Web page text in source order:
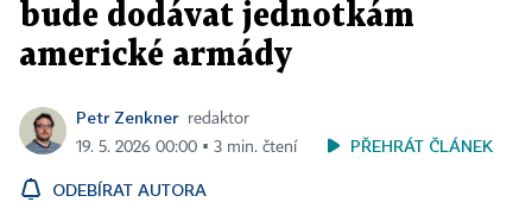
bude dodávat jednotkám
americké armády
Petr Zenkner
redaktor
19. 5. 2026 00:00 ▪ 3 min. čtení
PŘEHRÁT ČLÁNEK
ODEBÍRAT AUTORA